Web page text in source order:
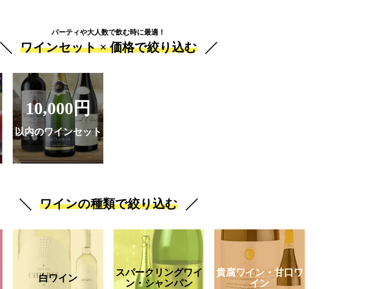
パーティや大人数で飲む時に最適！
ワインセット ×価格で絞り込む
10,000円
以内のワインセット
ワインの種類で絞り込む
白ワイン
スパークリングワイ
ン・シャンパン
貴腐ワイン・甘口ワ
イン